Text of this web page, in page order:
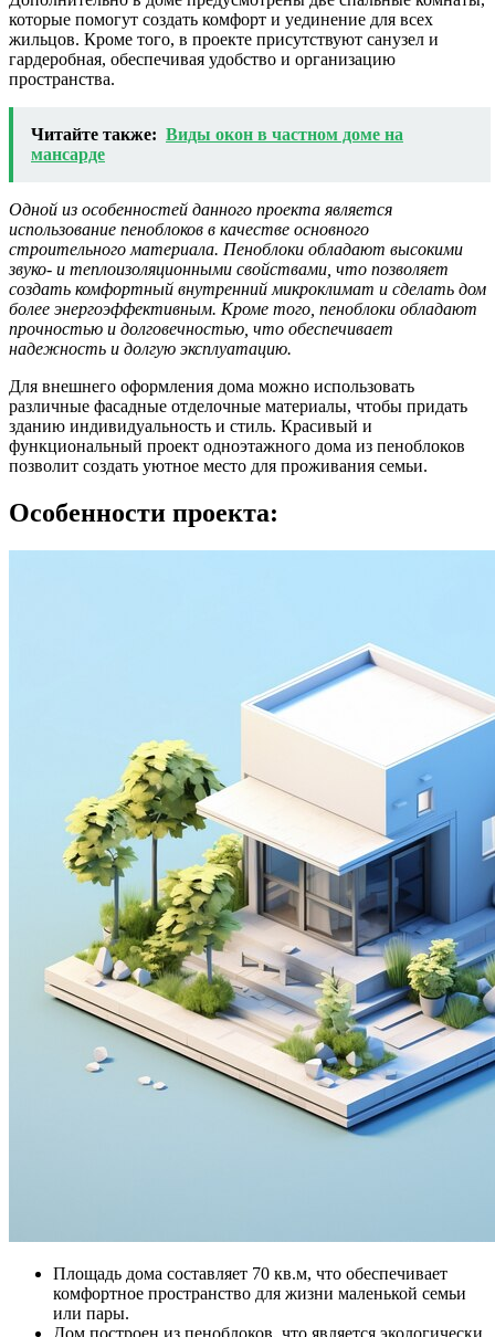
которые помогут создать комфорт и уединение для всех
жильцов. Кроме того, в проекте присутствуют санузел и
гардеробная, обеспечивая удобство и организацию
пространства.
Читайте также: Виды окон в частном доме на
мансарде
Одной из особенностей данного проекта является
использование пеноблоков в качестве основного
строительного материала. Пеноблоки обладают высокими
звуко- и теплоизоляционными свойствами, что позволяет
создать комфортный внутренний микроклимат и сделать дом
более энергоэффективным. Кроме того, пеноблоки обладают
прочностью и долговечностью, что обеспечивает
надежность и долгую эксплуатацию.
Для внешнего оформления дома можно использовать
различные фасадные отделочные материалы, чтобы придать
зданию индивидуальность и стиль. Красивый и
функциональный проект одноэтажного дома из пеноблоков
позволит создать уютное место для проживания семьи.
Особенности проекта:
Площадь дома составляет 70 кв.м, что обеспечивает
комфортное пространство для жизни маленькой семьи
или пары.